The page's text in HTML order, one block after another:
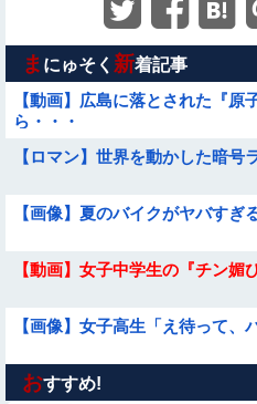
ま にゅそく 新着記事
【動画】広島に落とされた『
ら・・・
【ロマン】世界を動かした暗号
【画像】夏のバイクがヤバすぎ
【動画】女子中学生の『チン媚
【画像】女子高生「え待って、
【画像】この美人ママ、脱いだ
おすすめ!